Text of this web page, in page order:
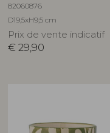
82060876
D19,5xH9,5 cm
Prix de vente indicatif
€ 29,90